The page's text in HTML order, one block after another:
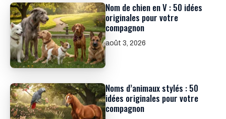
Nom de chien en V : 50 idées
originales pour votre
compagnon
août 3, 2026
Noms d’animaux stylés : 50
idées originales pour votre
compagnon